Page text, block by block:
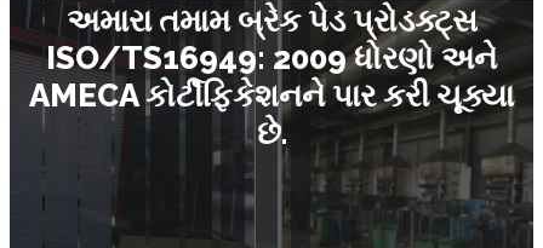
અમારા તમામ બ્રેક પેડ પ્રોડક્ટ્સ
ISO/TS16949: 2009 ધોરણો અને
AMECA કોર્ટીફિકેશનને પાર કરી ચૂક્યા
છે.